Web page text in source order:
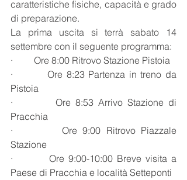
caratteristiche fisiche, capacità e grado
di preparazione.
La prima uscita si terrà sabato 14
settembre con il seguente programma:
·         Ore 8:00 Ritrovo Stazione Pistoia
·         Ore 8:23 Partenza in treno da
Pistoia
·         Ore 8:53 Arrivo Stazione di
Pracchia
·         Ore 9:00 Ritrovo Piazzale
Stazione
·         Ore 9:00-10:00 Breve visita a
Paese di Pracchia e località Setteponti